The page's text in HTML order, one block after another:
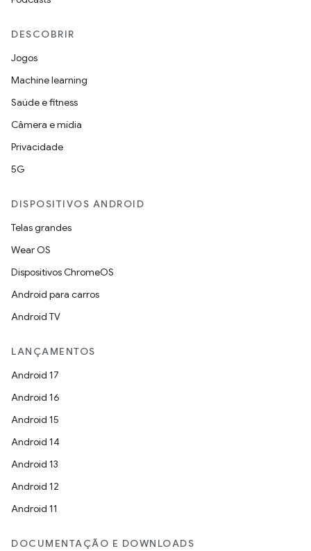
DESCOBRIR
Jogos
Machine learning
Saúde e fitness
Câmera e mídia
Privacidade
5G
DISPOSITIVOS ANDROID
Telas grandes
Wear OS
Dispositivos ChromeOS
Android para carros
Android TV
LANÇAMENTOS
Android 17
Android 16
Android 15
Android 14
Android 13
Android 12
Android 11
DOCUMENTAÇÃO E DOWNLOADS